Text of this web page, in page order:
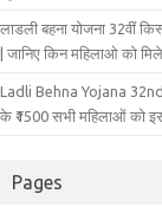
लाडली बहना योजना 32वीं
| जानिए किन महिलाओ को
Ladli Behna Yojana
के ₹1500 सभी महिलाओं को
Pages